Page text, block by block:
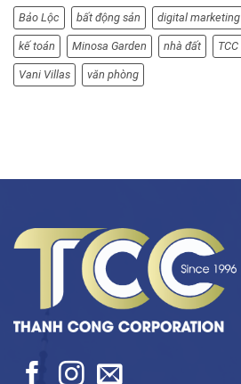
Bảo Lộc bất động sản digital marketing
kế toán Minosa Garden nhà đất TCC
Vani Villas văn phòng